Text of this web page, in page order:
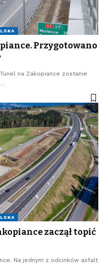
Przygotowano
na Zakopiance zostanie
zaczął topić
Na jednym z odcinków asfalt